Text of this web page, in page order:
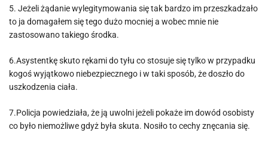
5. Jeżeli żądanie wylegitymowania się tak bardzo im przeszkadzało
to ja domagałem się tego dużo mocniej a wobec mnie nie
zastosowano takiego środka.
6.Asystentkę skuto rękami do tyłu co stosuje się tylko w przypadku
kogoś wyjątkowo niebezpiecznego i w taki sposób, że doszło do
uszkodzenia ciała.
7.Policja powiedziała, że ją uwolni jeżeli pokaże im dowód osobisty
co było niemożliwe gdyż była skuta. Nosiło to cechy znęcania się.